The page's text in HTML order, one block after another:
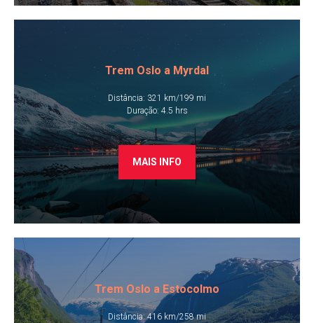
Trem Oslo a Myrdal
Distância: 321 km/199 mi
​Duração: 4.5 hrs
MAIS INFO
Trem Oslo a Estocolmo
Distância: 416 km/258 mi